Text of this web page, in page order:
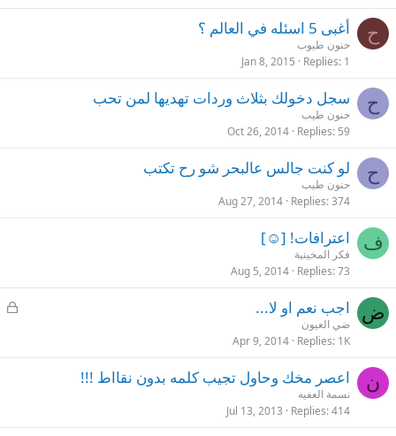
k
ح أغبى 5 اسئله في العالم ؟
حنون طيوب
Replies 1
Jan 8, 2015
ح سجل دخولك بثلاث وردات تهديها لمن تحب
حنون طيب
Replies 59
Oct 26, 2014
ح لو كنت جالس عالبحر شو رح تكتب
حنون طيب
Replies 374
Aug 27, 2014
ف اعترافات! [☺]
فكر المخينية
Replies 73
Aug 5, 2014
ض
L
k
اجب نعم او لا...
ضي العيون
Replies 1K
Apr 9, 2014
ن اعصر مخك وحاول تجيب كلمه بدون نقااط !!!
نسمة العفيه
Replies 414
Jul 13, 2013